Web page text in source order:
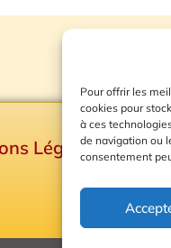
Pour offrir les
cookies pour
à ces
de navigation ou
consentement
Légales